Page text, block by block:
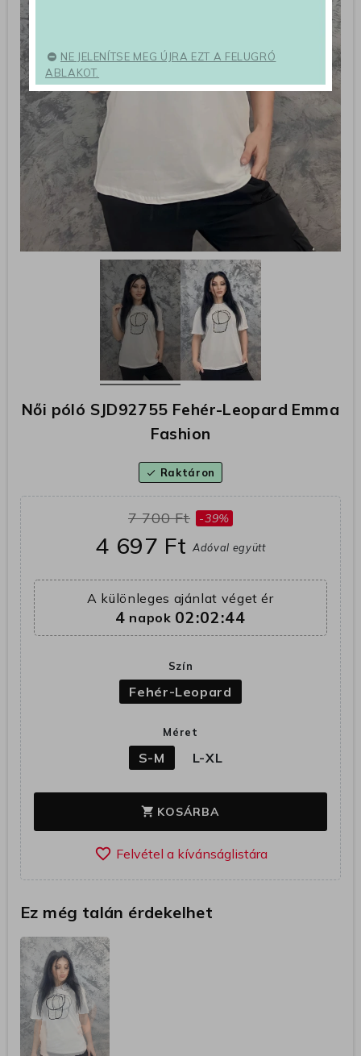
Női póló SJD92755 Fehér-Leopard Emma
Fashion
check Raktáron
7 700 Ft -39%
4 697 FtAdóval együtt
A különleges ajánlat véget ér
4 napok 02:02:44
Szín
Fehér-Leopard
Méret
S-M L-XL
shopping_cart KOSÁRBA
favorite_border
Ez még talán érdekelhet
NE JELENÍTSE MEG ÚJRA EZT A FELUGRÓ
ABLAKOT.